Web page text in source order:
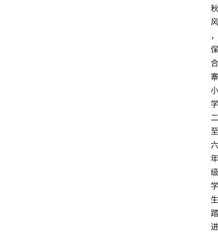
秋
风
，
保
合
寨
小
学
二
至
六
年
级
学
生
踏
进